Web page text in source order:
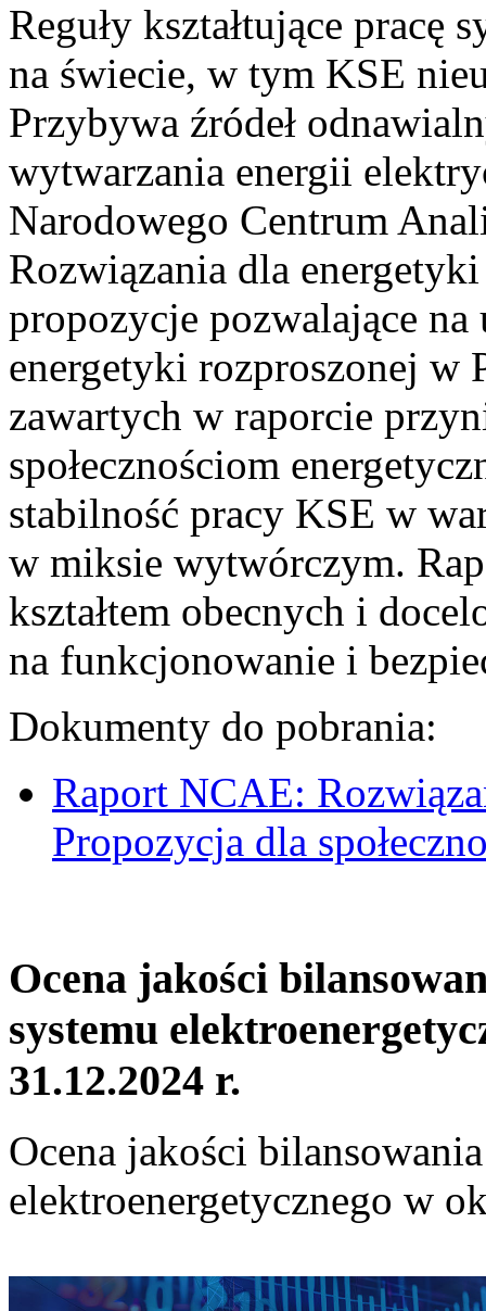
Reguły kształtujące pracę
na świecie, w tym KSE
Przybywa źródeł
wytwarzania energii
Narodowego Centrum
Rozwiązania dla
propozycje pozwalające
energetyki rozproszonej w
zawartych w raporcie
społecznościom
stabilność pracy KSE w
w miksie wytwórczym.
kształtem obecnych i
na funkcjonowanie i
Dokumenty do pobrania:
Raport NCAE:
Propozycja dla
Ocena jakości
systemu
31.12.2024 r.
Ocena jakości
elektroenergetycznego w